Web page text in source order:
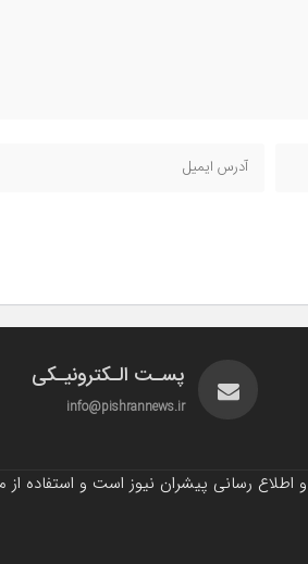
پسـت الـکترونیـکی
info@pishrannews.ir
رسانی پیشران نیوز است و استفاده از